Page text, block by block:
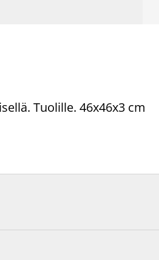
Tuolille. 46x46x3 cm